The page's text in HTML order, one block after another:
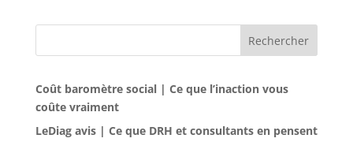
Rechercher
Coût baromètre social | Ce que l’inaction vous
coûte vraiment
LeDiag avis | Ce que DRH et consultants en pensent